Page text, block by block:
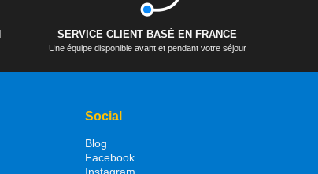
SERVICE CLIENT BASÉ EN FRANCE
Une équipe disponible avant et pendant votre séjour
Social
Blog
Facebook